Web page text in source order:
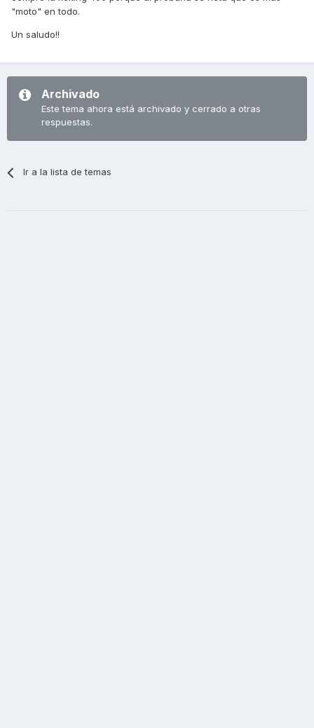
"moto" en todo.
Un saludo!!
Archivado
Este tema ahora está archivado y cerrado a otras
respuestas.
Ir a la lista de temas